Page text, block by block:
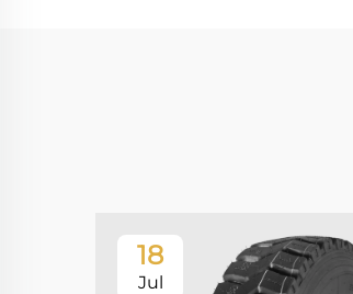
18
Jul